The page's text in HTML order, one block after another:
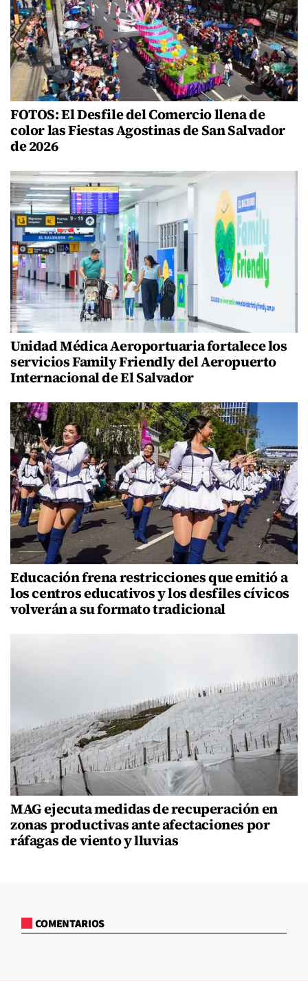
FOTOS: El Desfile del Comercio llena de
color las Fiestas Agostinas de San Salvador
de 2026
Unidad Médica Aeroportuaria fortalece los
servicios Family Friendly del Aeropuerto
Internacional de El Salvador
Educación frena restricciones que emitió a
los centros educativos y los desfiles cívicos
volverán a su formato tradicional
MAG ejecuta medidas de recuperación en
zonas productivas ante afectaciones por
ráfagas de viento y lluvias
COMENTARIOS